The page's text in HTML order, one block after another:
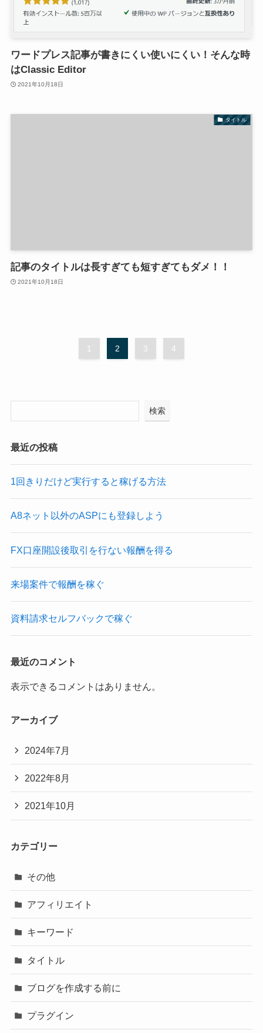
ワードプレス記事が書きにくい使いにくい！そんな時
はClassic Editor
2021年10月18日
タイトル
記事のタイトルは長すぎても短すぎてもダメ！！
2021年10月18日
1 2 3 4
検索
最近の投稿
1回きりだけど実行すると稼げる方法
A8ネット以外のASPにも登録しよう
FX口座開設後取引を行ない報酬を得る
来場案件で報酬を稼ぐ
資料請求セルフバックで稼ぐ
最近のコメント
表示できるコメントはありません。
アーカイブ
2024年7月
2022年8月
2021年10月
カテゴリー
その他
アフィリエイト
キーワード
タイトル
ブログを作成する前に
プラグイン